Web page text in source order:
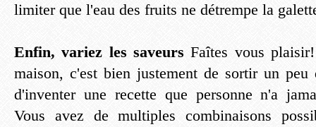
limiter que l'eau des fruits ne détrempe la
Enfin, variez les saveurs Faîtes vous
maison, c'est bien justement de sortir un peu
d'inventer une recette que personne n'a
Vous avez de multiples combinaisons